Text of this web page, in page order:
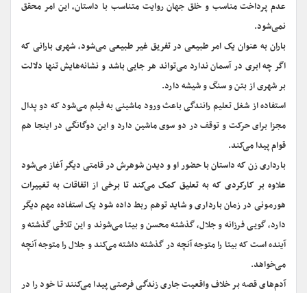
عدم پرداخت مناسب و خلق جهان روایت متناسب با داستان، این امر محقق
نمی‌شود.
باران به عنوان یک امر طبیعی در تفریق غیر طبیعی می‌شود، شهری بارانی که
اگر چه ابری در آسمان ندارد می‌تواند هر جایی باشد و نشانه‌هایش تنها دلالت
بر شهری از بتن و سنگ و شیشه دارد.
استفاده از شغل تعلیم رانندگی باعث ورود ماشینی به فیلم می‌شود که دو پدال
مجزا برای حرکت و توقف در دو سوی ماشین دارد و این دوگانگی در اینجا هم
قوام پیدا می‌کند.
بارداری زن که داستان با حضور او و دیدن شوهرش در قامتی دیگر آغاز می‌شود
علاوه بر کارکردی که به تعلیق کمک می‌کند تا برخی از اتفاقات به تغییرات
هورمونی در زمان بارداری و شاید توهم ربط داده شود یک استفاده مهم دیگر
دارد، گویی فرزانه و جلال، گذشته محسن و بیتا می‌شوند و این تلاقی گذشته و
آینده است که بیتا را متوجه آنچه در گذشته داشته می‌کند و جلال را متوجه آنچه
می‌خواهد.
آدم‌های قصه بر خلاف واقعیت جاری زندگی فرصتی پیدا می‌کنند تا خود را در